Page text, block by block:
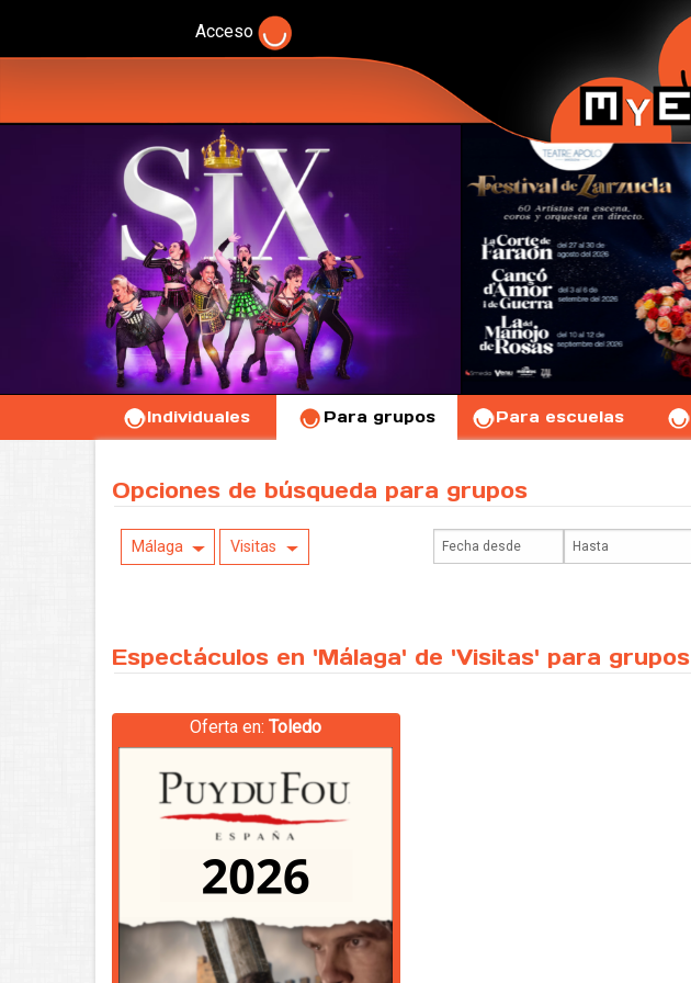
Acceso
Individuales Para grupos Para escuelas
Opciones de búsqueda para grupos
Málaga Visitas
Espectáculos en 'Málaga' de 'Visitas' para grupos
Oferta en:Toledo